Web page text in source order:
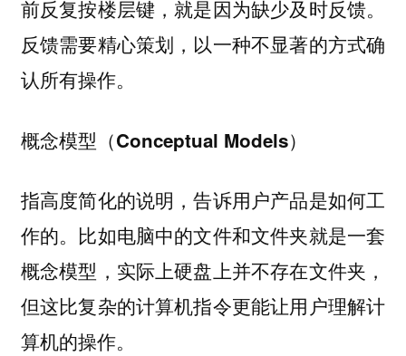
前反复按楼层键，就是因为缺少及时反馈。
反馈需要精心策划，以一种不显著的方式确
认所有操作。
概念模型（Conceptual Models）
指高度简化的说明，告诉用户产品是如何工
作的。比如电脑中的文件和文件夹就是一套
概念模型，实际上硬盘上并不存在文件夹，
但这比复杂的计算机指令更能让用户理解计
算机的操作。